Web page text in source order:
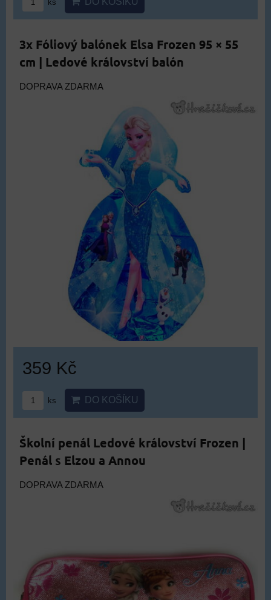
ks
3x Fóliový balónek Elsa Frozen 95 × 55
cm | Ledové království balón
DOPRAVA ZDARMA
359 Kč
ks DO KOŠÍKU
Školní penál Ledové království Frozen |
Penál s Elzou a Annou
DOPRAVA ZDARMA